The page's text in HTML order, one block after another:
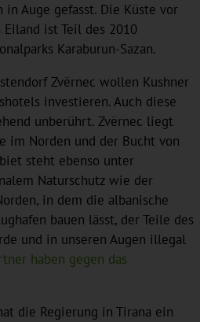
in Auge gefasst. Die Küste vor
ist Teil des 2010
Karaburun-Sazan.
Zvërnec wollen Kushner
investieren. Auch diese
unberührt. Zvërnec liegt
im Norden und der Bucht von
steht ebenso unter
Naturschutz wie der
in dem die albanische
bauen lässt, der Teile des
und in unseren Augen illegal
haben gegen das
die Regierung in Tirana ein